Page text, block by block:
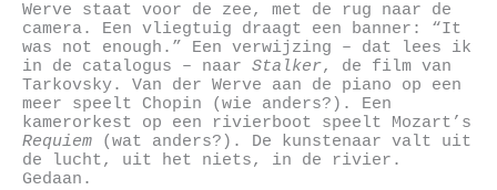
Werve staat voor de zee, met de rug naar de
camera. Een vliegtuig draagt een banner: “It
was not enough.” Een verwijzing – dat lees ik
in de catalogus – naar Stalker, de film van
Tarkovsky. Van der Werve aan de piano op een
meer speelt Chopin (wie anders?). Een
kamerorkest op een rivierboot speelt Mozart’s
Requiem (wat anders?). De kunstenaar valt uit
de lucht, uit het niets, in de rivier.
Gedaan.